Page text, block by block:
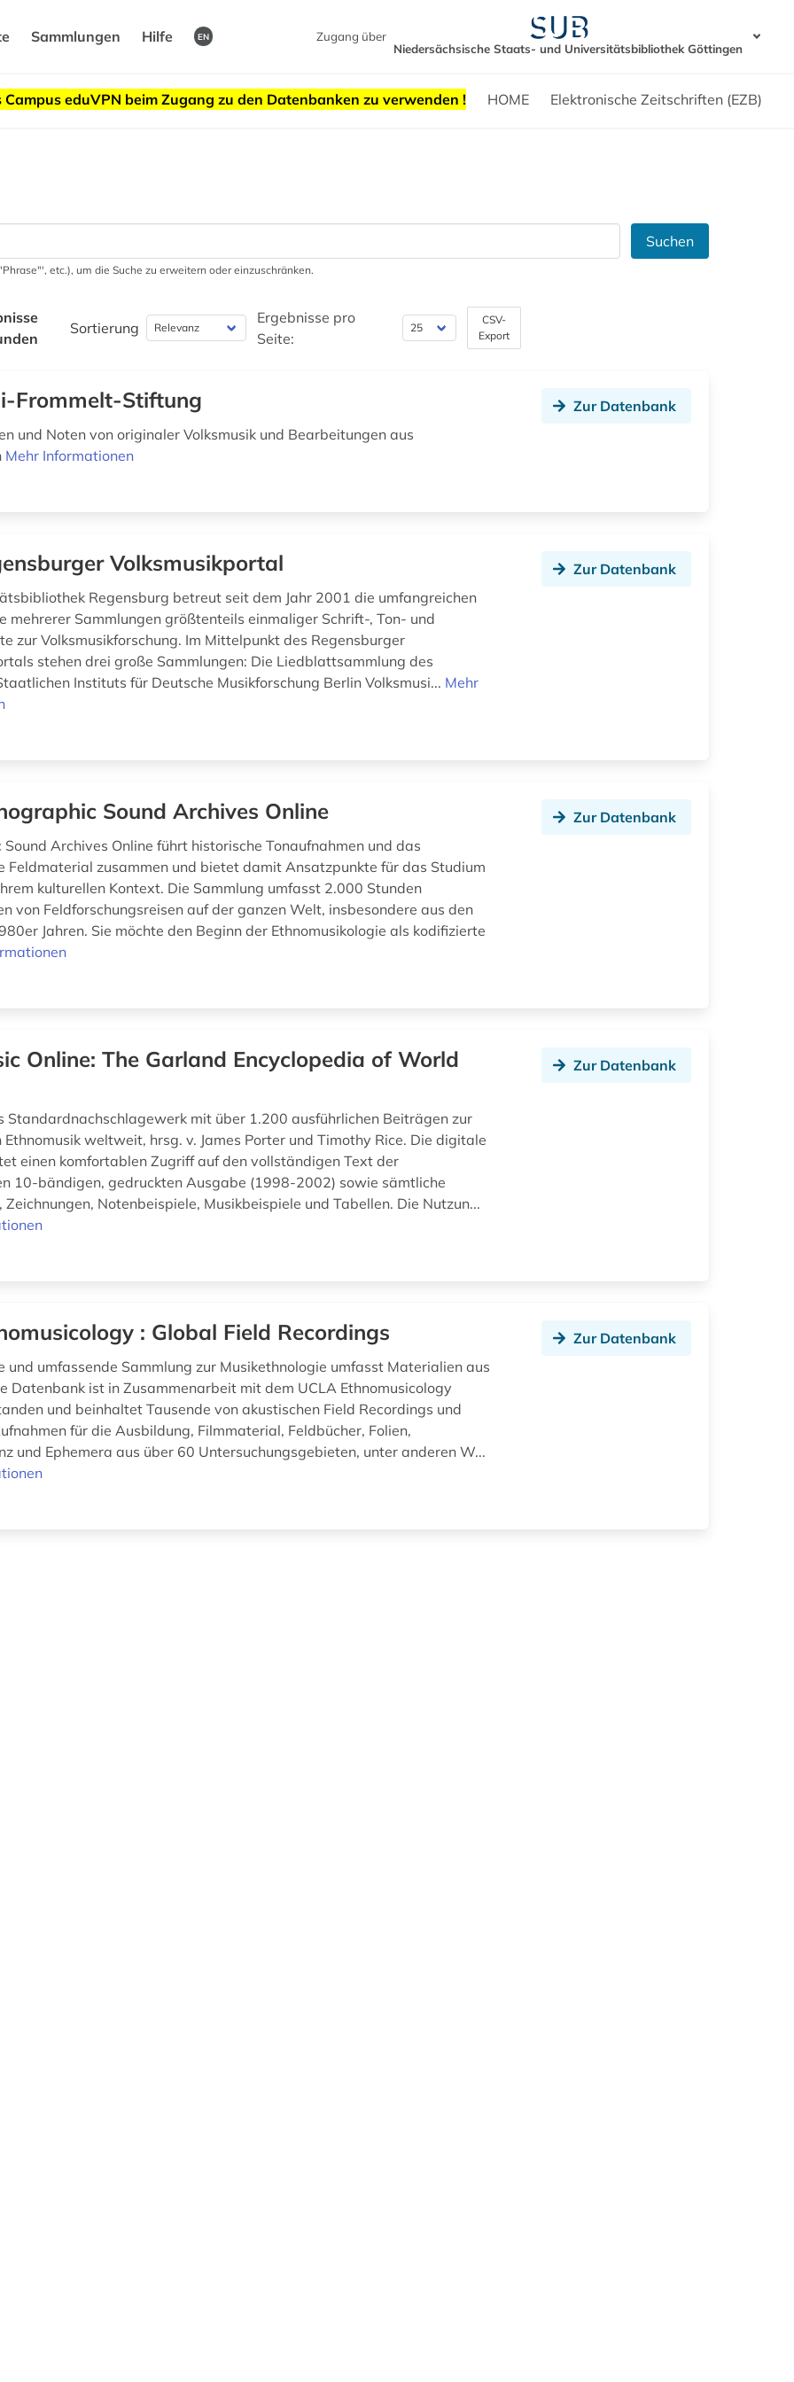
Sammlungen Hilfe EN
Zugang über
Niedersächsische Staats- und Universitätsbibliothek Göttingen
eduVPN beim Zugang zu den Datenbanken zu verwenden ! HOME Elektronische Zeitschriften (EZB)
Suchen
etc.), um die Suche zu erweitern oder einzuschränken.
Sortierung
Ergebnisse pro
Seite:
CSV-
Export
Frommelt-Stiftung
und Noten von originaler Volksmusik und Bearbeitungen aus
Mehr Informationen
Zur Datenbank
Volksmusikportal
Regensburg betreut seit dem Jahr 2001 die umfangreichen
mehrerer Sammlungen größtenteils einmaliger Schrift-, Ton- und
zur Volksmusikforschung. Im Mittelpunkt des Regensburger
stehen drei große Sammlungen: Die Liedblattsammlung des
Instituts für Deutsche Musikforschung Berlin Volksmusi... Mehr
Zur Datenbank
Sound Archives Online
Sound Archives Online führt historische Tonaufnahmen und das
Feldmaterial zusammen und bietet damit Ansatzpunkte für das Studium
kulturellen Kontext. Die Sammlung umfasst 2.000 Stunden
von Feldforschungsreisen auf der ganzen Welt, insbesondere aus den
Jahren. Sie möchte den Beginn der Ethnomusikologie als kodifizierte
Zur Datenbank
Online: The Garland Encyclopedia of World
Standardnachschlagewerk mit über 1.200 ausführlichen Beiträgen zur
weltweit, hrsg. v. James Porter und Timothy Rice. Die digitale
einen komfortablen Zugriff auf den vollständigen Text der
10-bändigen, gedruckten Ausgabe (1998-2002) sowie sämtliche
Notenbeispiele, Musikbeispiele und Tabellen. Die Nutzun...
Zur Datenbank
: Global Field Recordings
und umfassende Sammlung zur Musikethnologie umfasst Materialien aus
Datenbank ist in Zusammenarbeit mit dem UCLA Ethnomusicology
und beinhaltet Tausende von akustischen Field Recordings und
für die Ausbildung, Filmmaterial, Feldbücher, Folien,
und Ephemera aus über 60 Untersuchungsgebieten, unter anderen W...
Zur Datenbank